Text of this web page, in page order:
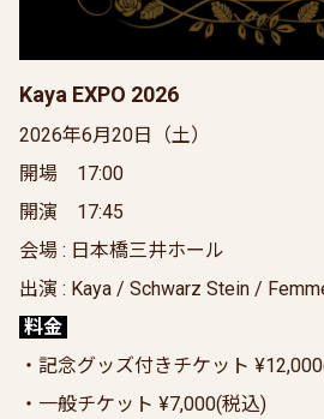
Kaya EXPO 2026
2026年6月20日（土）
開場 17:00
開演 17:45
会場 : 日本橋三井ホール
出演 : Kaya / Schwarz Stein /
料金
・記念グッズ付きチケット
・一般チケット ¥7,000(税込)